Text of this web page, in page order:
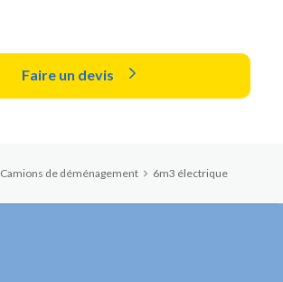
Faire un devis
Camions de déménagement 6m3 électrique